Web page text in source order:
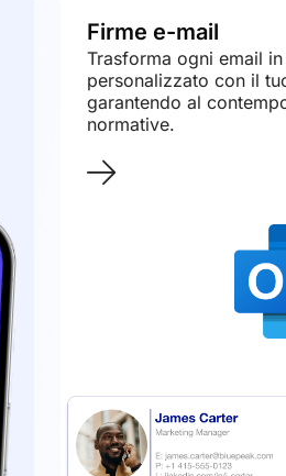
Firme e-mail
Trasforma ogni email
personalizzato con il
garantendo al
normative.